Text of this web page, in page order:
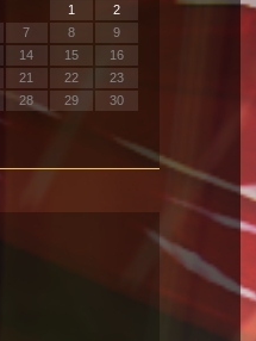
1
2
7 8
9
14 15
16
21 22
23
28 29
30